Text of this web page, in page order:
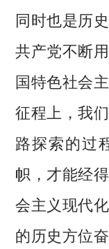
同时也是历
共产党不断
国特色社会
征程上，我
路探索的过
帜，才能经
会主义现代
的历史方位